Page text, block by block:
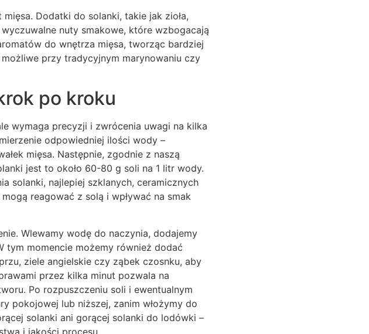
Dodatki do solanki, takie jak zioła,
nuty smakowe, które wzbogacają
do wnętrza mięsa, tworząc bardziej
przy tradycyjnym marynowaniu czy
po kroku
wymaga precyzji i zwrócenia uwagi na kilka
odpowiedniej ilości wody –
mięsa. Następnie, zgodnie z naszą
jest to około 60-80 g soli na 1 litr wody.
solanki, najlepiej szklanych, ceramicznych
reagować z solą i wpływać na smak
Wlewamy wodę do naczynia, dodajemy
tym momencie możemy również dodać
ziele angielskie czy ząbek czosnku, aby
przez kilka minut pozwala na
Po rozpuszczeniu soli i ewentualnym
pokojowej lub niższej, zanim włożymy do
solanki ani gorącej solanki do lodówki –
i jakości procesu.